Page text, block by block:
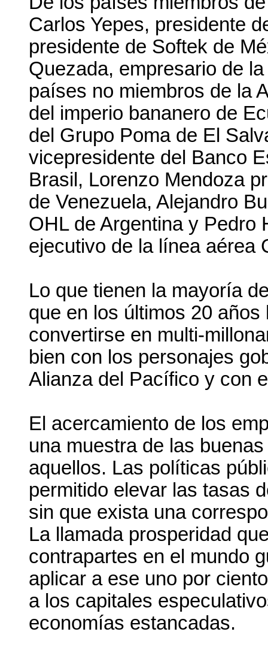
Carlos Yepes, presidente
presidente de Softek de
Quezada, empresario de
países no miembros de la
del imperio bananero de
del Grupo Poma de El
vicepresidente del Banco
Brasil, Lorenzo Mendoza
de Venezuela, Alejandro
OHL de Argentina y Pedro
ejecutivo de la línea aérea
Lo que tienen la mayoría
que en los últimos 20
convertirse en multi-
bien con los personajes
Alianza del Pacífico y con
El acercamiento de los
una muestra de las
aquellos. Las políticas
permitido elevar las tasas
sin que exista una
La llamada prosperidad
contrapartes en el mundo
aplicar a ese uno por
a los capitales
economías estancadas.